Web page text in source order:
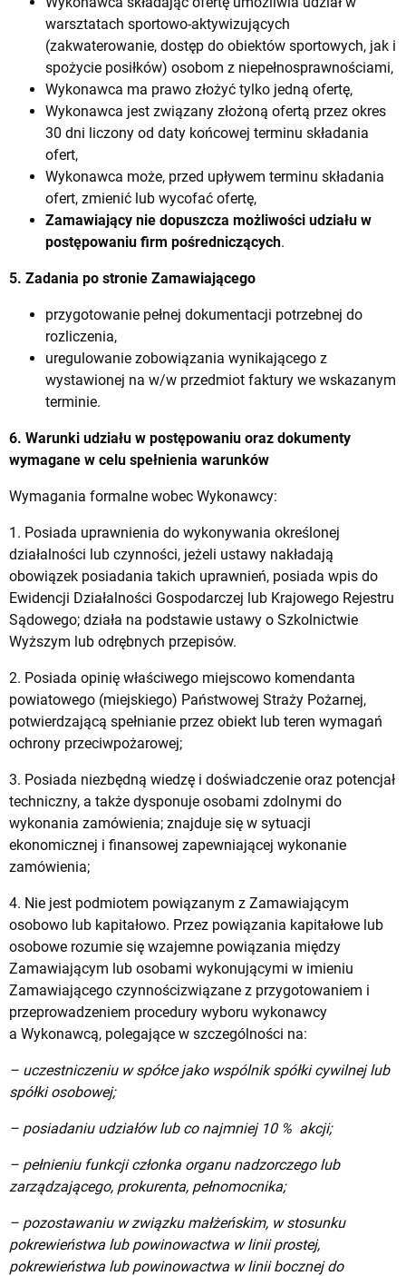
warsztatach sportowo-aktywizujących
(zakwaterowanie, dostęp do obiektów sportowych, jak i
spożycie posiłków) osobom z niepełnosprawnościami,
Wykonawca ma prawo złożyć tylko jedną ofertę,
Wykonawca jest związany złożoną ofertą przez okres
30 dni liczony od daty końcowej terminu składania
ofert,
Wykonawca może, przed upływem terminu składania
ofert, zmienić lub wycofać ofertę,
Zamawiający nie dopuszcza możliwości udziału w
postępowaniu firm pośredniczących.
5. Zadania po stronie Zamawiającego
przygotowanie pełnej dokumentacji potrzebnej do
rozliczenia,
uregulowanie zobowiązania wynikającego z
wystawionej na w/w przedmiot faktury we wskazanym
terminie.
6. Warunki udziału w postępowaniu oraz dokumenty
wymagane w celu spełnienia warunków
Wymagania formalne wobec Wykonawcy:
1. Posiada uprawnienia do wykonywania określonej
działalności lub czynności, jeżeli ustawy nakładają
obowiązek posiadania takich uprawnień, posiada wpis do
Ewidencji Działalności Gospodarczej lub Krajowego Rejestru
Sądowego; działa na podstawie ustawy o Szkolnictwie
Wyższym lub odrębnych przepisów.
2. Posiada opinię właściwego miejscowo komendanta
powiatowego (miejskiego) Państwowej Straży Pożarnej,
potwierdzającą spełnianie przez obiekt lub teren wymagań
ochrony przeciwpożarowej;
3. Posiada niezbędną wiedzę i doświadczenie oraz potencjał
techniczny, a także dysponuje osobami zdolnymi do
wykonania zamówienia; znajduje się w sytuacji
ekonomicznej i finansowej zapewniającej wykonanie
zamówienia;
4. Nie jest podmiotem powiązanym z Zamawiającym
osobowo lub kapitałowo. Przez powiązania kapitałowe lub
osobowe rozumie się wzajemne powiązania między
Zamawiającym lub osobami wykonującymi w imieniu
Zamawiającego czynnościzwiązane z przygotowaniem i
przeprowadzeniem procedury wyboru wykonawcy
a Wykonawcą, polegające w szczególności na:
– uczestniczeniu w spółce jako wspólnik spółki cywilnej lub
spółki osobowej;
– posiadaniu udziałów lub co najmniej 10 % akcji;
– pełnieniu funkcji członka organu nadzorczego lub
zarządzającego, prokurenta, pełnomocnika;
– pozostawaniu w związku małżeńskim, w stosunku
pokrewieństwa lub powinowactwa w linii prostej,
pokrewieństwa lub powinowactwa w linii bocznej do